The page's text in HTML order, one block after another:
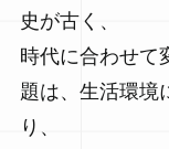
史が古く、
時代に合わせて
題は、生活環境
り、